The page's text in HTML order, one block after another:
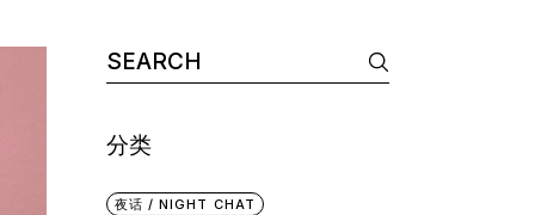
退款政策 / Refund Policy
执照资质 / Licence
中介条例 / Agency Policy
分类
夜话 / NIGHT CHAT